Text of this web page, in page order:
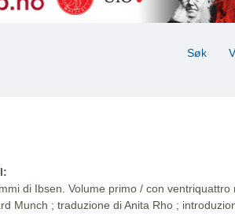
Søk
di Ibsen. Volume primo / con
Munch ; traduzione di Anita Rho ;